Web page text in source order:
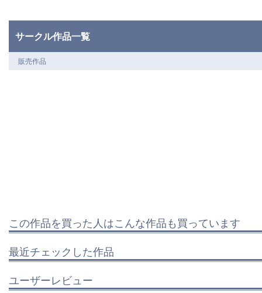
サークル作品一覧
販売作品
この作品を買った人はこんな作品も買っています
最近チェックした作品
ユーザーレビュー